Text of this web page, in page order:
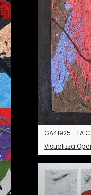
GA41925 - LA
Visualizza